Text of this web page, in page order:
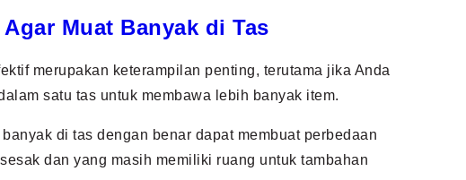
Muat Banyak di Tas
merupakan keterampilan penting, terutama jika Anda
satu tas untuk membawa lebih banyak item.
di tas dengan benar dapat membuat perbedaan
dan yang masih memiliki ruang untuk tambahan